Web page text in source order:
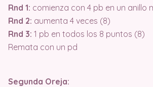
Rnd 1: comienza con 4 pb en un anillo
Rnd 2: aumenta 4 veces (8)
Rnd 3: 1 pb en todos los 8 puntos (8)
Remata con un pd
Segunda Oreja: